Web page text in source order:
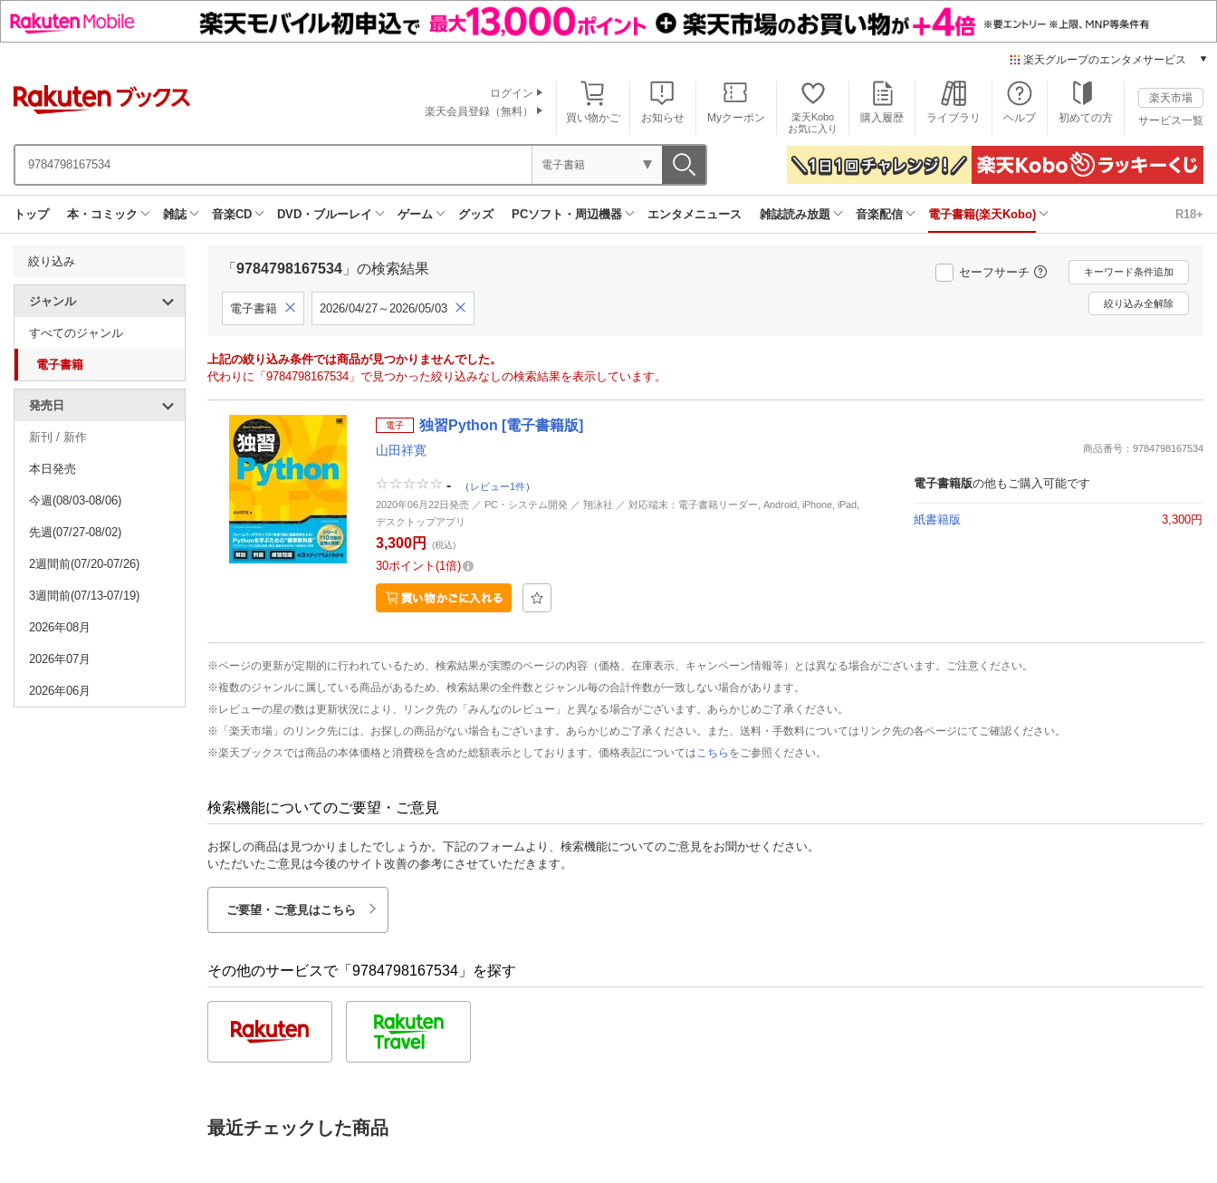
楽天グループのエンタメサービス
本/ゲーム/CD/DVD
楽天ブックス
電子書籍
楽天Kobo
雑誌読み放題
楽天ミュージック
動画配信
楽天TV
動画配信ガイド
推し楽
買い物かご お知らせ Myクーポン
楽天Kobo
お気に入り
購入履歴 ライブラリ ヘルプ 初めての方
楽天市場
サービス一覧
ログイン
楽天会員登録（無料）
電子書籍
トップ 本・コミック 雑誌 音楽CD DVD・ブルーレイ ゲーム グッズ PCソフト・周辺機器 エンタメニュース 雑誌読み放題 音楽配信 電子書籍(楽天Kobo) R18+
絞り込み
ジャンル
すべてのジャンル
電子書籍
発売日
新刊 / 新作
本日発売
今週(08/03-08/06)
先週(07/27-08/02)
2週間前(07/20-07/26)
3週間前(07/13-07/19)
2026年08月
2026年07月
2026年06月
「 9784798167534 」の検索結果 セーフサーチ キーワード条件追加
電子書籍 2026/04/27～2026/05/03 絞り込み全解除
上記の絞り込み条件では商品が見つかりませんでした。
代わりに「9784798167534」で見つかった絞り込みなしの検索結果を表示しています。
電子 独習Python [電子書籍版]
山田祥寛 商品番号：9784798167534
- （ レビュー1件）
2020年06月22日発売 ／ PC・システム開発 ／ 翔泳社 ／ 対応端末：電子書籍リーダー, Android, iPhone, iPad,
デスクトップアプリ
3,300円 (税込)
30ポイント 1倍
電子書籍版の他もご購入可能です
紙書籍版 3,300円
※ページの更新が定期的に行われているため、検索結果が実際のページの内容（価格、在庫表示、キャンペーン情報等）とは異なる場合がございます。ご注意ください。
※複数のジャンルに属している商品があるため、検索結果の全件数とジャンル毎の合計件数が一致しない場合があります。
※レビューの星の数は更新状況により、リンク先の「みんなのレビュー」と異なる場合がございます。あらかじめご了承ください。
※「楽天市場」のリンク先には、お探しの商品がない場合もございます。あらかじめご了承ください。また、送料・手数料についてはリンク先の各ページにてご確認ください。
※楽天ブックスでは商品の本体価格と消費税を含めた総額表示としております。価格表記については こちら をご参照ください。
検索機能についてのご要望・ご意見
お探しの商品は見つかりましたでしょうか。下記のフォームより、検索機能についてのご意見をお聞かせください。
いただいたご意見は今後のサイト改善の参考にさせていただきます。
ご要望・ご意見はこちら
その他のサービスで「9784798167534」を探す
最近チェックした商品